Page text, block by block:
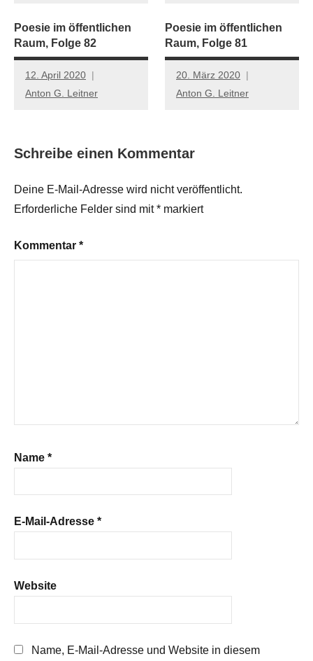
Poesie im öffentlichen
Raum, Folge 82
12. April 2020
Anton G. Leitner
Poesie im öffentlichen
Raum, Folge 81
20. März 2020
Anton G. Leitner
Schreibe einen Kommentar
Deine E-Mail-Adresse wird nicht veröffentlicht.
Erforderliche Felder sind mit* markiert
Kommentar *
Name *
E-Mail-Adresse *
Website
Name, E-Mail-Adresse und Website in diesem